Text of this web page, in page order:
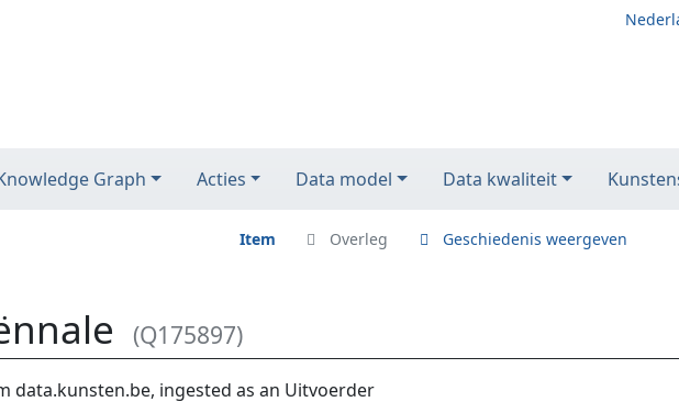
Graph Acties Data model Data kwaliteit
Item Overleg Geschiedenis weergeven
(Q175897)
,zoeken
data.kunsten.be, ingested as an Uitvoerder